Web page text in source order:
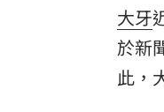
大牙
於新
此，